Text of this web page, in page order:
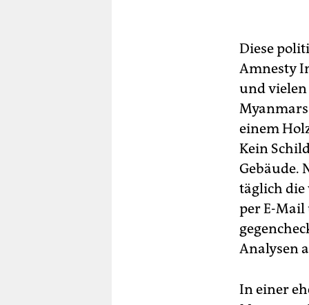
Diese
Amnesty
und vielen
einem
Kein
Gebäude.
täglich die
per E-
Analysen
In einer